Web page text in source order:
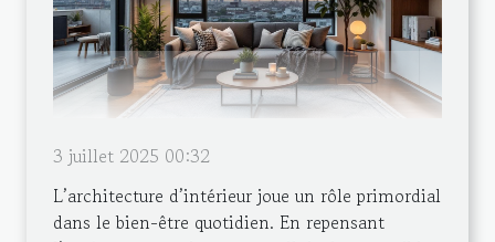
3 juillet 2025 00:32
L’architecture d’intérieur joue un rôle primordial
dans le bien-être quotidien. En repensant